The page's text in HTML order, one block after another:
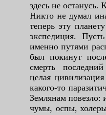
здесь не останусь.
Никто не думал
теперь эту
экспедиция.
именно путями
был покинут
смерть
целая
какого-то
Землянам повезло:
чумы, оспы,